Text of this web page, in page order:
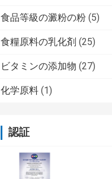
食品等級の澱粉の粉 (5)
食糧原料の乳化剤 (25)
ビタミンの添加物 (27)
化学原料 (1)
認証